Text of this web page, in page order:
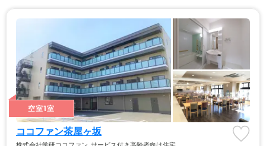
空室1室
ココファン茶屋ヶ坂